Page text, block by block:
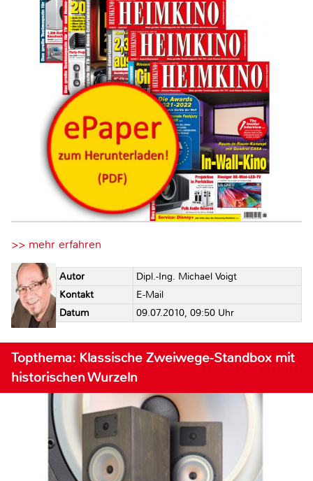
>> mehr erfahren
Autor
Dipl.-Ing. Michael Voigt
Kontakt
E-Mail
Datum
09.07.2010, 09:50 Uhr
Topthema: Klassische Zweiwege-Standbox mit
historischen Wurzeln